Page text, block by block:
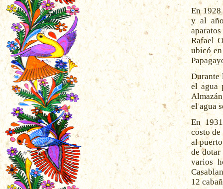
En
y al
Rafael
ubicó
Durante
el agua
el agua
En
costo
al
de dotar
varios
12